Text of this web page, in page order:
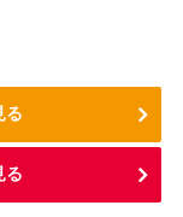
る
る